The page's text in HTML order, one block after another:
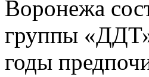
Воронежа
группы
годы